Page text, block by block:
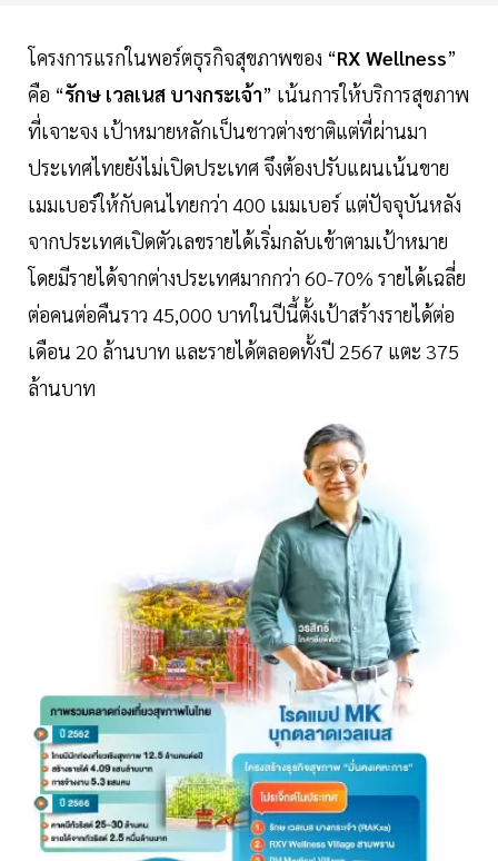
โครงการแรกในพอร์ตธุรกิจสุขภาพของ “RX Wellness”
คือ “รักษ เวลเนส บางกระเจ้า” เน้นการให้บริการสุขภาพ
ที่เจาะจง เป้าหมายหลักเป็นชาวต่างชาติแต่ที่ผ่านมา
ประเทศไทยยังไม่เปิดประเทศ จึงต้องปรับแผนเน้นขาย
เมมเบอร์ให้กับคนไทยกว่า 400 เมมเบอร์ แต่ปัจจุบันหลัง
จากประเทศเปิดตัวเลขรายได้เริ่มกลับเข้าตามเป้าหมาย
โดยมีรายได้จากต่างประเทศมากกว่า 60-70% รายได้เฉลี่ย
ต่อคนต่อคืนราว 45,000 บาทในปีนี้ตั้งเป้าสร้างรายได้ต่อ
เดือน 20 ล้านบาท และรายได้ตลอดทั้งปี 2567 แตะ 375
ล้านบาท